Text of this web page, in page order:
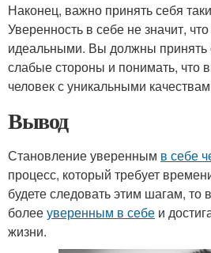
Наконец, важно принять себя
Уверенность в себе не значит,
идеальными. Вы должны принять
слабые стороны и понимать, что
человек с уникальными
Вывод
Становление уверенным в себе
процесс, который требует
будете следовать этим шагам, то
болееуверенным в себе и
жизни.